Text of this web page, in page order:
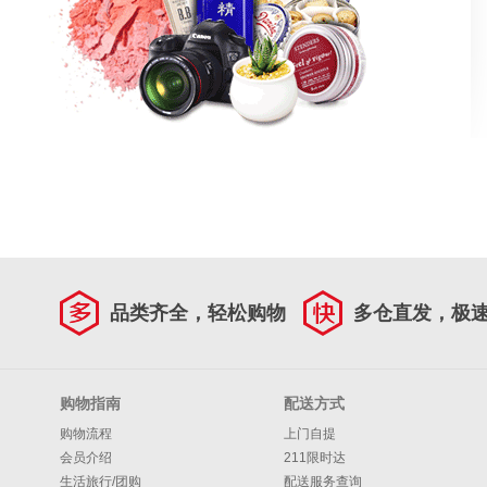
品类齐全，轻松购物 多仓直发，极
购物指南
购物流程
会员介绍
生活旅行/团购
配送方式
上门自提
211限时达
配送服务查询